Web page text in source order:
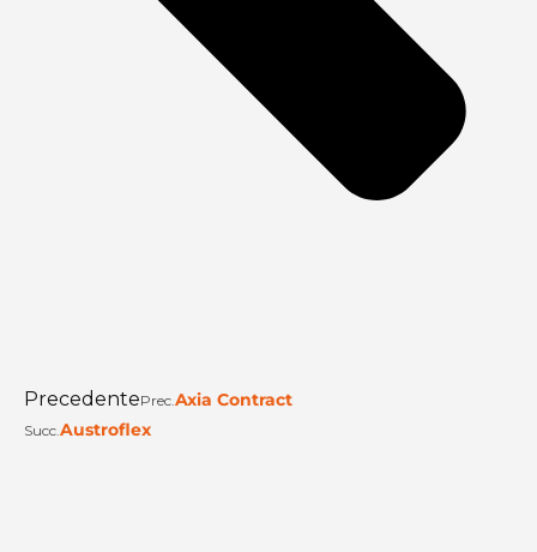
PrecedentePrec.Axia Contract
Succ.Austroflex